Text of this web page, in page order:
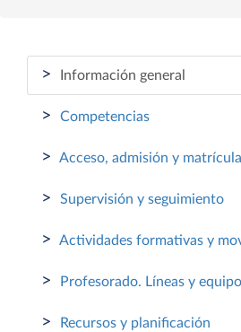
> Información general
> Competencias
> Acceso, admisión y matrícula
> Supervisión y seguimiento
> Actividades formativas y
> Profesorado. Líneas y
> Recursos y planificación